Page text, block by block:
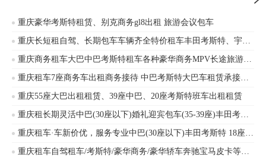
重庆豪华考斯特租赁、别克商务gl8出租 旅游会议包车
重庆长短租自驾、长期包车车辆齐全特价租车丰田考斯特、宇通客车车辆出租
重庆商务租车大巴中巴考斯特租车各种豪华商务MPV长途旅游事业团体租车
重庆租车7座商务车出租商务接待 中巴考斯特大巴车租赁承接企业班车旅游车商务接待
重庆55座大巴出租租赁、39座中巴、20座考斯特班车出租租赁
重庆租长期灵活中巴(30座以下)婚礼迎宾包车(35-39座)丰田考斯特
重庆租车·车新价优，服务专业中巴(30座以下)丰田考斯特 18座 10-18座商务租车丰田考斯特、金龙客车等车辆出租
重庆租车自驾租车/考斯特/豪华商务/豪华轿车奔驰宝马皮卡等价格优惠